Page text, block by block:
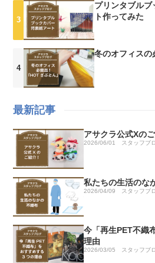
プリンタブル
ト作ってみた
冬のオフィスの
最新記事
アサクラ公式Xの
2026/06/01 スタッフブ
私たちの生活のな
2026/04/09 スタッフブ
今「再生PET不織
理由
2026/03/05 スタッフブ